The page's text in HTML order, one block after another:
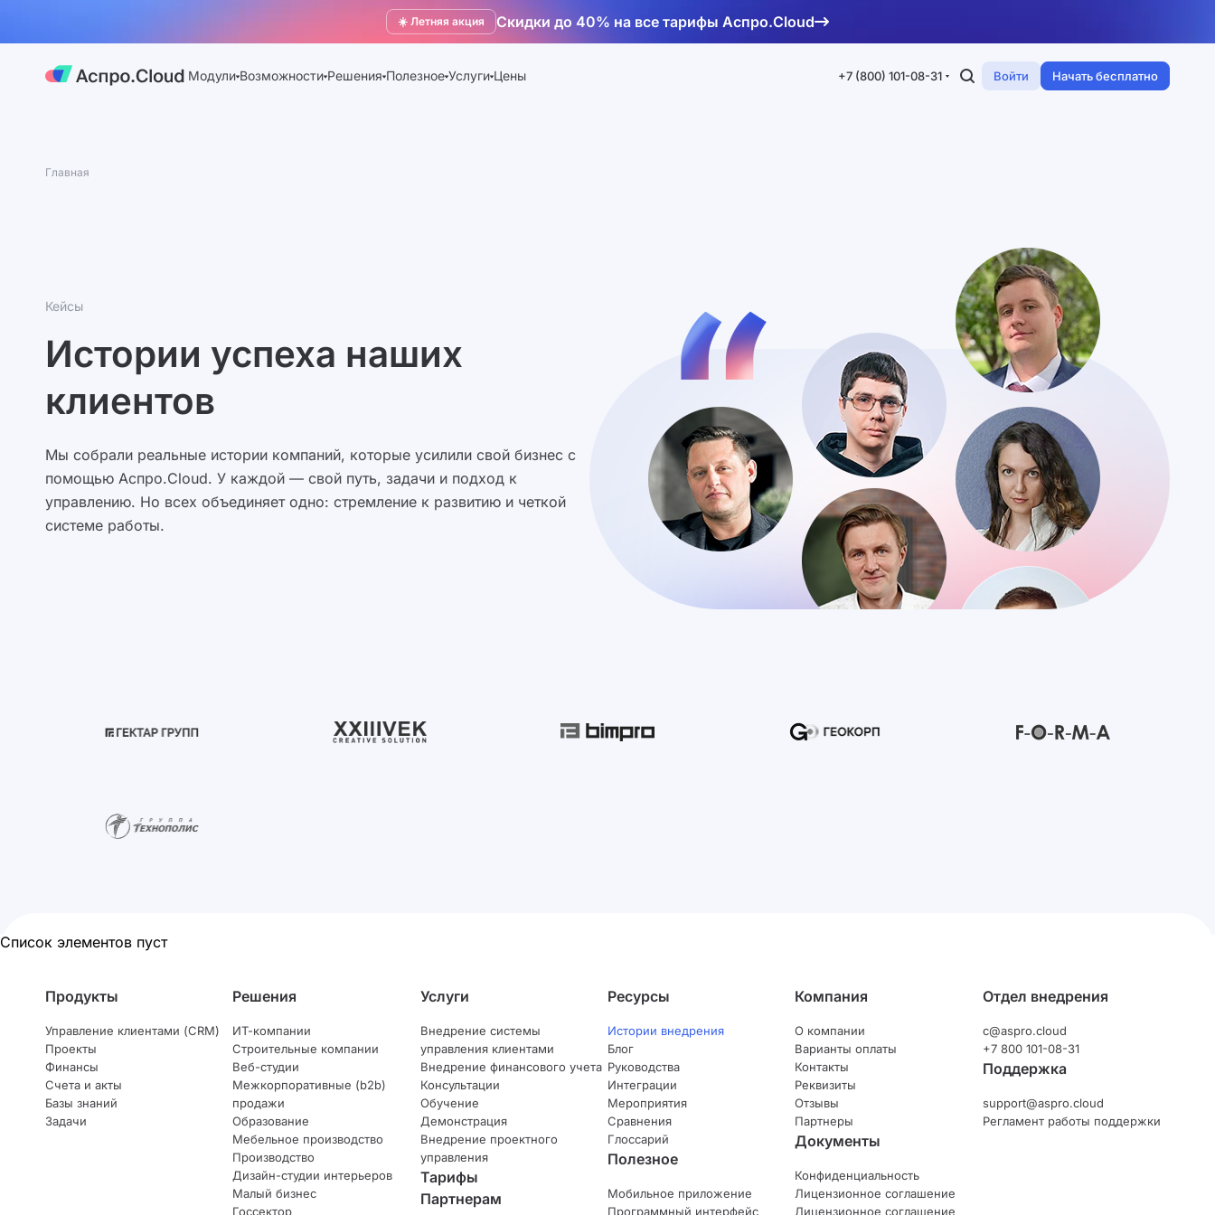
☀️ Летняя акция Скидки до 40% на все тарифы Аспро.Cloud
Модули Возможности Решения Полезное Услуги Цены +7 (800) 101-08-31 Войти Начать бесплатно
Главная
Кейсы
Истории успеха наших
клиентов
Мы собрали реальные истории компаний, которые усилили свой бизнес с
помощью Аспро.Cloud. У каждой — свой путь, задачи и подход к
управлению. Но всех объединяет одно: стремление к развитию и четкой
системе работы.
Список элементов пуст
Продукты
Управление клиентами (CRM)
Проекты
Финансы
Счета и акты
Базы знаний
Задачи
Решения
ИТ-компании
Строительные компании
Веб-студии
Межкорпоративные (b2b)
продажи
Образование
Мебельное производство
Производство
Дизайн-студии интерьеров
Малый бизнес
Госсектор
Услуги
Внедрение системы
управления клиентами
Внедрение финансового учета
Консультации
Обучение
Демонстрация
Внедрение проектного
управления
Тарифы
Партнерам
Ресурсы
Истории внедрения
Блог
Руководства
Интеграции
Мероприятия
Сравнения
Глоссарий
Полезное
Мобильное приложение
Программный интерфейс
Компания
О компании
Варианты оплаты
Контакты
Реквизиты
Отзывы
Партнеры
Документы
Конфиденциальность
Лицензионное соглашение
Лицензионное соглашение
Отдел внедрения
c@aspro.cloud
+7 800 101-08-31
Поддержка
support@aspro.cloud
Регламент работы поддержки